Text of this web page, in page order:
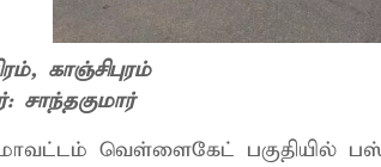
, காஞ்சிபுரம்
சாந்தகுமார்
மாவட்டம் வெள்ளைகேட்